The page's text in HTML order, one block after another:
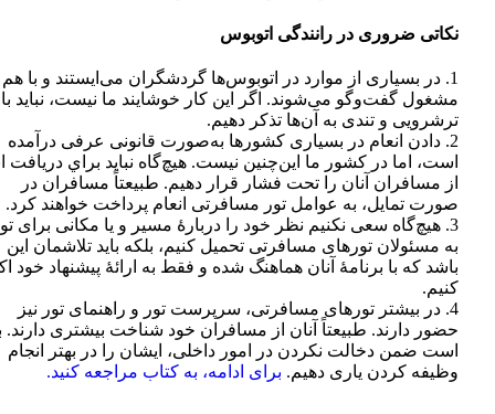
نكاتی ضروری در رانندگی اتوبوس
1. در بسياری از موارد در اتوبوس‌ها گردشگران می‌ايستند و با هم
مشغول گفت‌وگو می‌شوند. اگر اين كار خوشايند ما نيست، نبايد با
ترشرویی و تندی به آن‌ها تذكر دهيم.
2. دادن انعام در بسياری كشورها به‌صورت قانونی عرفی درآمده
است، اما در كشور ما اين‌چنين نيست. هيچ‌گاه نبايد براي دريافت
از مسافران آنان را تحت فشار قرار دهيم. طبيعتاً مسافران در
صورت تمايل، به عوامل تور مسافرتی انعام پرداخت خواهند كرد.
3. هيچ‌گاه سعی نكنيم نظر خود را دربارۀ مسير و يا مكانی برای
به مسئولان تورهای مسافرتی تحميل كنيم، بلكه بايد تلاشمان اين
باشد كه با برنامۀ آنان هماهنگ شده و فقط به ارائۀ پيشنهاد خود
كنيم.
4. در بيشتر تورهای مسافرتی، سرپرست تور و راهنمای تور نيز
حضور دارند. طبيعتاً آنان از مسافران خود شناخت بيشتری دارند.
است ضمن دخالت نكردن در امور داخلی، ايشان را در بهتر انجام
وظيفه كردن ياری دهيم. برای ادامه، به کتاب مراجعه کنید.